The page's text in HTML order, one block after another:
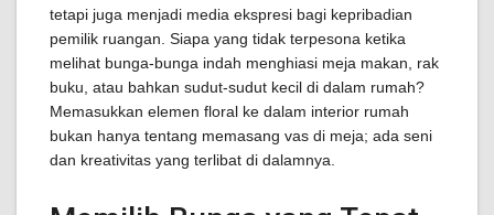
tetapi juga menjadi media ekspresi bagi kepribadian
pemilik ruangan. Siapa yang tidak terpesona ketika
melihat bunga-bunga indah menghiasi meja makan, rak
buku, atau bahkan sudut-sudut kecil di dalam rumah?
Memasukkan elemen floral ke dalam interior rumah
bukan hanya tentang memasang vas di meja; ada seni
dan kreativitas yang terlibat di dalamnya.